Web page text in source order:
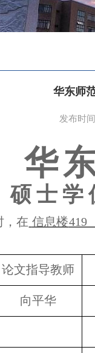
华东师
发布时
华
硕士学
，在 信息楼419
论文指导教师
向平华